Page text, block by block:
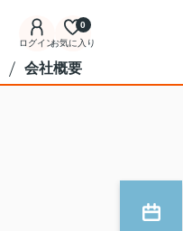
ログインお気に入り
0
会社概要